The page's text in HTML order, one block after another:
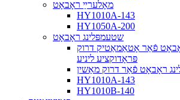
מאָלערײַ ראָבאָט
HY1010A-143
HY1050A-200
שטעמפּלינג ראָבאָט
פֿאַר אָטאַמאַטיק דרוק
פּראָדוקציע ליניע
ראָבאָט פֿאַר דרוק מאַשין
HY1010A-143
HY1010B-140